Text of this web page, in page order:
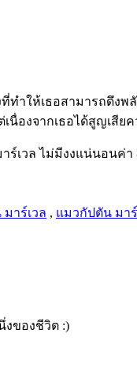
ที่ทำให้เธอสามารถดึงพ
นื่องจากเธอได้สูญเสียค
ร์เวล ไม่มีงงแน่นอนค่า
าร์เวล , แมวกัปตัน มาร์
งของชีวิต :)